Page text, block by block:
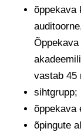
õppekava
vastab 45
sihtgrupp;
õppekava
õpingute